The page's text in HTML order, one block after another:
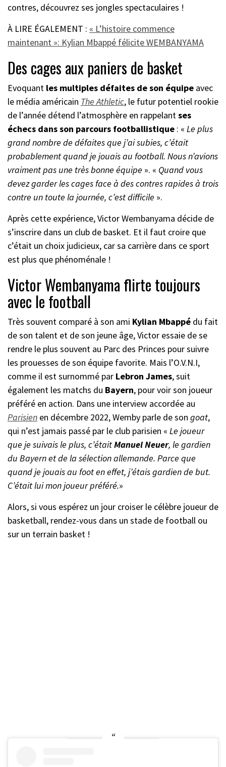
contres, découvrez ses jongles spectaculaires !
À LIRE ÉGALEMENT : « L’histoire commence
maintenant »: Kylian Mbappé félicite WEMBANYAMA
Des cages aux paniers de basket
Evoquant les multiples défaites de son équipe avec
le média américain The Athletic, le futur potentiel rookie
de l’année détend l’atmosphère en rappelantses
échecs dans son parcours footballistique : « Le plus
grand nombre de défaites que j’ai subies, c’était
probablement quand je jouais au football. Nous n’avions
vraiment pas une très bonne équipe ». « Quand vous
devez garder les cages face à des contres rapides à trois
contre un toute la journée, c’est difficile ».
Après cette expérience, Victor Wembanyama décide de
s’inscrire dans un club de basket. Et il faut croire que
c’était un choix judicieux, car sa carrière dans ce sport
est plus que phénoménale !
Victor Wembanyama flirte toujours
avec le football
Très souvent comparé à son ami Kylian Mbappé du fait
de son talent et de son jeune âge, Victor essaie de se
rendre le plus souvent au Parc des Princes pour suivre
les prouesses de son équipe favorite. Mais l’O.V.N.I,
comme il est surnommé par Lebron James, suit
également les matchs du Bayern, pour voir son joueur
préféré en action. Dans une interview accordée au
Parisien en décembre 2022, Wemby parle de son goat,
qui n’est jamais passé par le club parisien « Le joueur
que je suivais le plus, c’étaitManuel Neuer, le gardien
du Bayern et de la sélection allemande. Parce que
quand je jouais au foot en effet, j’étais gardien de but.
C’était lui mon joueur préféré.»
Alors, si vous espérez un jour croiser le célèbre joueur de
basketball, rendez-vous dans un stade de football ou
sur un terrain basket !